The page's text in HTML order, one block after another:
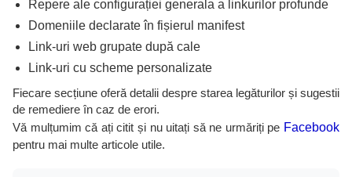
Repere ale configurației generala a linkurilor profunde
Domeniile declarate în fișierul manifest
Link-uri web grupate după cale
Link-uri cu scheme personalizate
Fiecare secțiune oferă detalii despre starea legăturilor și sugestii
de remediere în caz de erori.
Vă mulțumim că ați citit și nu uitați să ne urmăriți pe Facebook
pentru mai multe articole utile.